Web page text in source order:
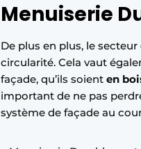
Entreprises Merci
Home
Meest gelezen
Newsletter
Podcasts
Menuiserie
De plus en plus, le
circularité. Cela vaut
façade, qu’ils soient en
important de ne pas
système de façade au